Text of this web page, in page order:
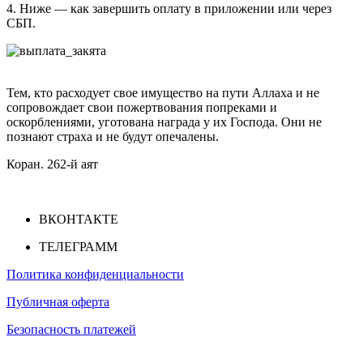
4. Ниже — как завершить оплату в приложении или через
СБП.
Тем, кто расходует свое имущество на пути Аллаха и не
сопровождает свои пожертвования попреками и
оскорблениями, уготована награда у их Господа. Они не
познают страха и не будут опечалены.
Коран. 262-й аят
ВКОНТАКТЕ
ТЕЛЕГРАММ
Политика конфиденциальности
Публичная оферта
Безопасность платежей